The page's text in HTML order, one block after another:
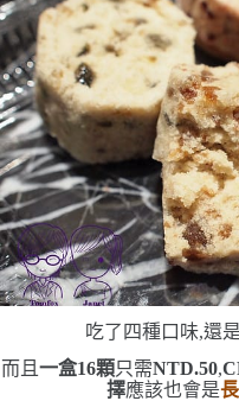
吃了四種口味,還是
而且一盒16顆只需NTD.50,
擇應該也會是